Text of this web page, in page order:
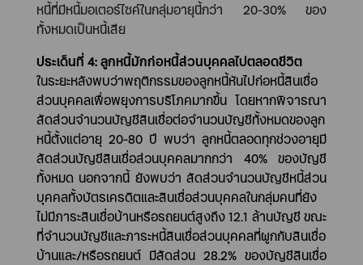
หนี้ที่มีหนี้มอเตอร์ไซค์ในกลุ่มอายุนี้กว่า 20-30% ของ
ทั้งหมดเป็นหนี้เสีย
ประเด็นที่4:ลูกหนี้มักก่อหนี้ส่วนบุคคลไปตลอดชีวิต
ในระยะหลังพบว่าพฤติกรรมของลูกหนี้หันไปก่อหนี้สินเชื่อ
ส่วนบุคคลเพื่อพยุงการบริโภคมากขึ้น โดยหากพิจารณา
สัดส่วนจำนวนบัญชีสินเชื่อต่อจำนวนบัญชีทั้งหมดของลูก
หนี้ตั้งแต่อายุ 20-80 ปี พบว่า ลูกหนี้ตลอดทุกช่วงอายุมี
สัดส่วนบัญชีสินเชื่อส่วนบุคคลมากกว่า 40% ของบัญชี
ทั้งหมด นอกจากนี้ ยังพบว่า สัดส่วนจำนวนบัญชีหนี้ส่วน
บุคคลทั้งบัตรเครดิตและสินเชื่อส่วนบุคคลในกลุ่มคนที่ยัง
ไม่มีภาระสินเชื่อบ้านหรือรถยนต์สูงถึง12.1 ล้านบัญชี ขณะ
ที่จำนวนบัญชีและภาระหนี้สินเชื่อส่วนบุคคลที่ผูกกับสินเชื่อ
บ้านและ/หรือรถยนต์ มีสัดส่วน 28.2% ของบัญชีสินเชื่อ